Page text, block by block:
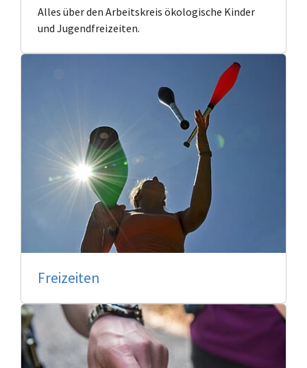
Alles über den Arbeitskreis ökologische Kinder
und Jugendfreizeiten.
Freizeiten